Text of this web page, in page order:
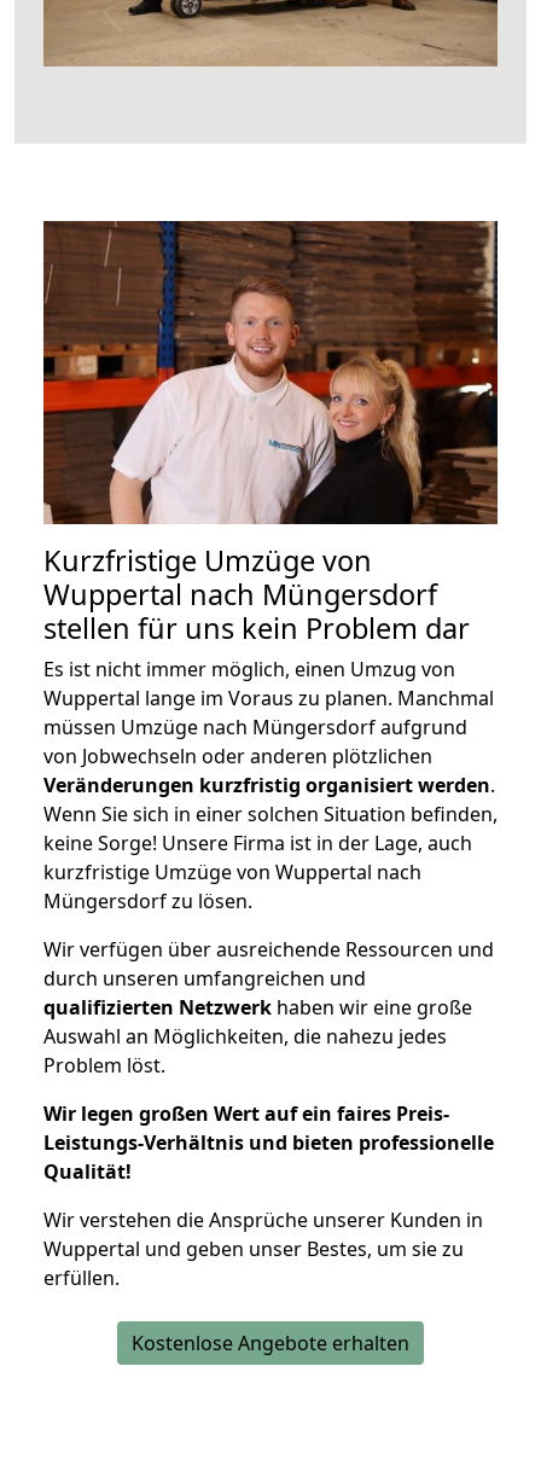
Kurzfristige Umzüge von
Wuppertal nach Müngersdorf
stellen für uns kein Problem dar
Es ist nicht immer möglich, einen Umzug von
Wuppertal lange im Voraus zu planen. Manchmal
müssen Umzüge nach Müngersdorf aufgrund
von Jobwechseln oder anderen plötzlichen
Veränderungen kurzfristig organisiert werden.
Wenn Sie sich in einer solchen Situation befinden,
keine Sorge! Unsere Firma ist in der Lage, auch
kurzfristige Umzüge von Wuppertal nach
Müngersdorf zu lösen.
Wir verfügen über ausreichende Ressourcen und
durch unseren umfangreichen und
qualifizierten Netzwerk haben wir eine große
Auswahl an Möglichkeiten, die nahezu jedes
Problem löst.
Wir legen großen Wert auf ein faires Preis-
Leistungs-Verhältnis und bieten professionelle
Qualität!
Wir verstehen die Ansprüche unserer Kunden in
Wuppertal und geben unser Bestes, um sie zu
erfüllen.
Kostenlose Angebote erhalten